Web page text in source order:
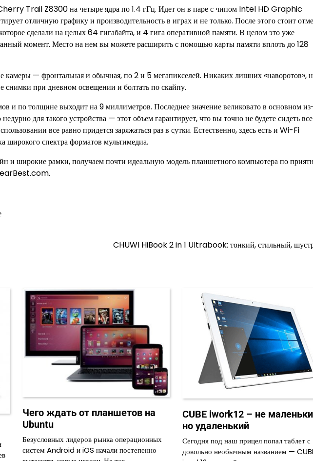
Cherry Trail Z8300 на четыре ядра по 1.4 гГц. Идет он в паре с чипом Intel HD Graphic
отличную графику и производительность в играх и не только. После этого стоит
сделали на целых 64 гигабайта, и 4 гига оперативной памяти. В целом это уже
момент. Место на нем вы можете расширить с помощью карты памяти вплоть до 128
камеры — фронтальная и обычная, по 2 и 5 мегапикселей. Никаких лишних «наворотов»,
снимки при дневном освещении и болтать по скайпу.
и по толщине выходит на 9 миллиметров. Последнее значение великовато в основном
для такого устройства — этот объем гарантирует, что вы точно не будете сидеть все
все равно придется заряжаться раз в сутки. Естественно, здесь есть и Wi-Fi
спектра форматов мультимедиа.
и широкие рамки, получаем почти идеальную модель планшетного компьютера по
CHUWI HiBook 2 in 1 Ultrabook: тонкий, стильный,
Чего ждать от планшетов на
Ubuntu
Безусловных лидеров рынка операционных
систем Android и iOS начали постепенно
CUBE iwork12 – не
но удаленький
Сегодня под наш прицел попал таблет с
довольно необычным названием —